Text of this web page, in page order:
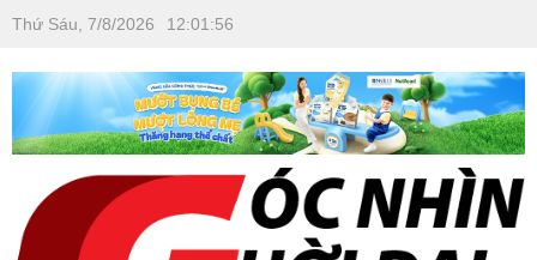
Thứ Sáu, 7/8/2026 12:01 :57